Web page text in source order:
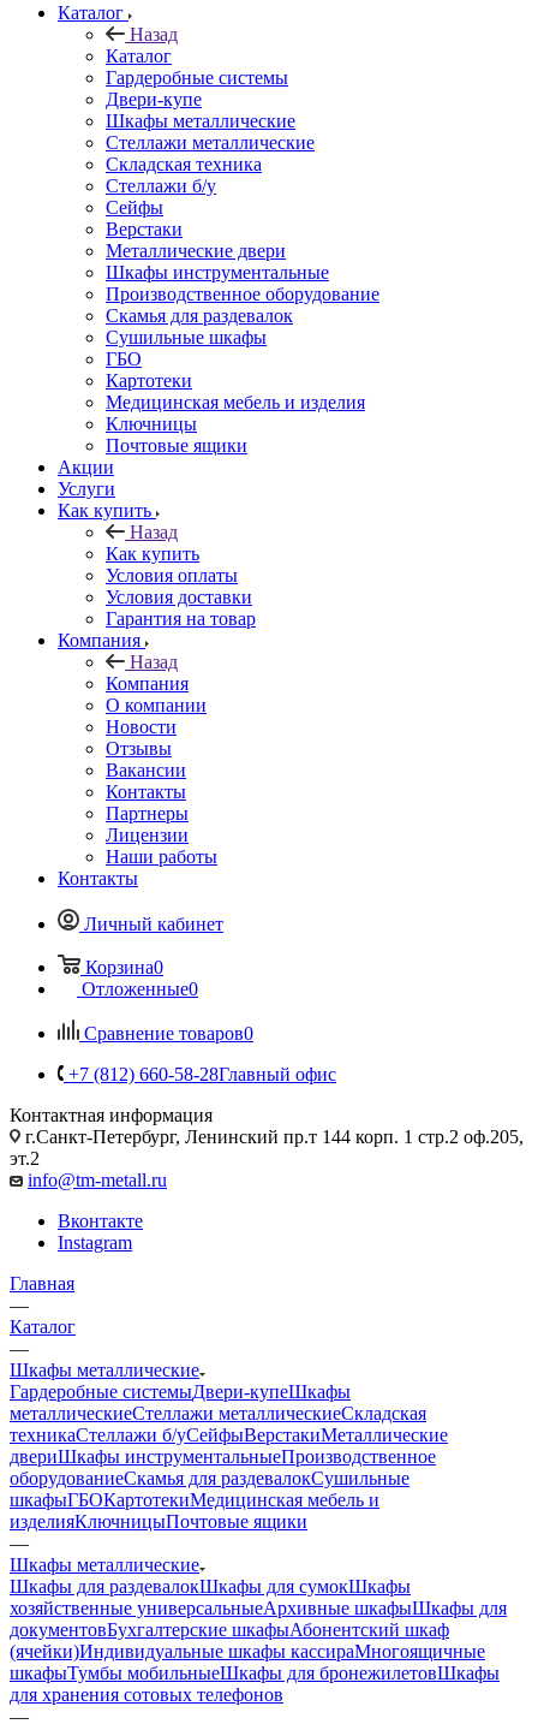
Каталог
Назад
Каталог
Гардеробные системы
Двери-купе
Шкафы металлические
Стеллажи металлические
Складская техника
Стеллажи б/у
Сейфы
Верстаки
Металлические двери
Шкафы инструментальные
Производственное оборудование
Скамья для раздевалок
Сушильные шкафы
ГБО
Картотеки
Медицинская мебель и изделия
Ключницы
Почтовые ящики
Акции
Услуги
Как купить
Назад
Как купить
Условия оплаты
Условия доставки
Гарантия на товар
Компания
Назад
Компания
О компании
Новости
Отзывы
Вакансии
Контакты
Партнеры
Лицензии
Наши работы
Контакты
Личный кабинет
Корзина0
Отложенные0
Сравнение товаров0
+7 (812) 660-58-28Главный офис
Контактная информация
г.Санкт-Петербург, Ленинский пр.т 144 корп. 1 стр.2 оф.205,
эт.2
info@tm-metall.ru
Вконтакте
Instagram
Главная
—
Каталог
—
Шкафы металлические
Гардеробные системыДвери-купеШкафы
металлическиеСтеллажи металлическиеСкладская
техникаСтеллажи б/уСейфыВерстакиМеталлические
двериШкафы инструментальныеПроизводственное
оборудованиеСкамья для раздевалокСушильные
шкафыГБОКартотекиМедицинская мебель и
изделияКлючницыПочтовые ящики
—
Шкафы металлические
Шкафы для раздевалокШкафы для сумокШкафы
хозяйственные универсальныеАрхивные шкафыШкафы для
документовБухгалтерские шкафыАбонентский шкаф
(ячейки)Индивидуальные шкафы кассираМногоящичные
шкафыТумбы мобильныеШкафы для бронежилетовШкафы
для хранения сотовых телефонов
—